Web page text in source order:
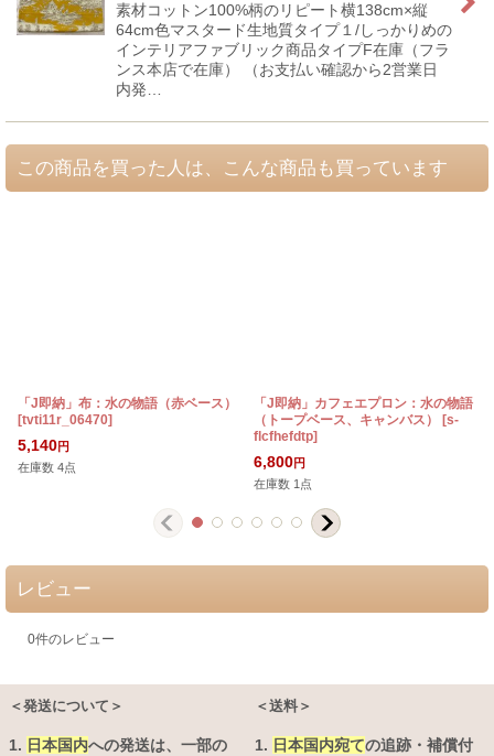
素材コットン100%柄のリピート横138cm×縦
64cm色マスタード生地質タイプ１/しっかりめの
インテリアファブリック商品タイプF在庫（フラ
ンス本店で在庫） （お支払い確認から2営業日
内発…
この商品を買った人は、こんな商品も買っています
「J即納」布：水の物語（赤ベース）
[tvti11r_06470]
5,140円
在庫数 4点
「J即納」カフェエプロン：水の物語
（トープベース、キャンバス）
[s-
flcfhefdtp]
6,800円
在庫数 1点
レビュー
0件のレビュー
＜発送について＞
1. 日本国内への発送は、 一部の
＜送料＞
1. 日本国内宛ての追跡・補償付